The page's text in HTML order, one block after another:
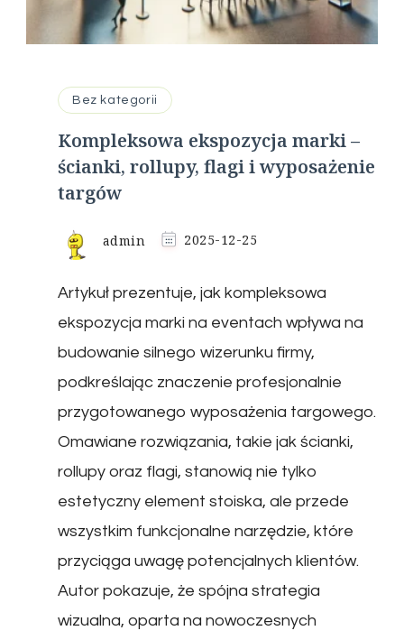
Bez kategorii
Kompleksowa ekspozycja marki –
ścianki, rollupy, flagi i wyposażenie
targów
admin 2025-12-25
Artykuł prezentuje, jak kompleksowa
ekspozycja marki na eventach wpływa na
budowanie silnego wizerunku firmy,
podkreślając znaczenie profesjonalnie
przygotowanego wyposażenia targowego.
Omawiane rozwiązania, takie jak ścianki,
rollupy oraz flagi, stanowią nie tylko
estetyczny element stoiska, ale przede
wszystkim funkcjonalne narzędzie, które
przyciąga uwagę potencjalnych klientów.
Autor pokazuje, że spójna strategia
wizualna, oparta na nowoczesnych